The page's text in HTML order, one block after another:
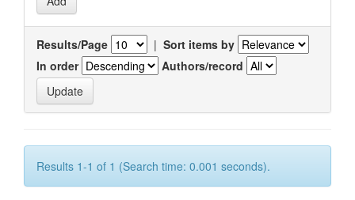
Results/Page | Sort items by
In order
Authors/record
Results 1-1 of 1 (Search time: 0.001 seconds).